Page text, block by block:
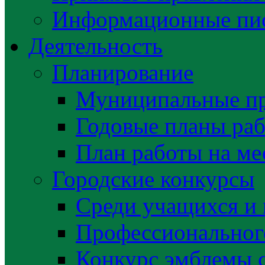
Информационные
Деятельность
Планирование
Муниципальные
Годовые планы
План работы на
Городские конкурсы
Среди учащихся и
Конкурс эмблемы